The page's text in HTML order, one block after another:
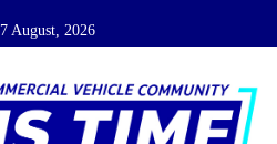
7 August, 2026